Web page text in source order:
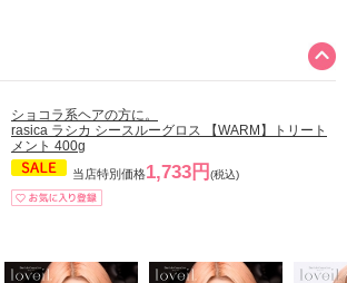
ショコラ系ヘアの方に。
rasica ラシカ シースルーグロス 【WARM】トリート
メント 400g
当店特別価格1,733円 (税込)